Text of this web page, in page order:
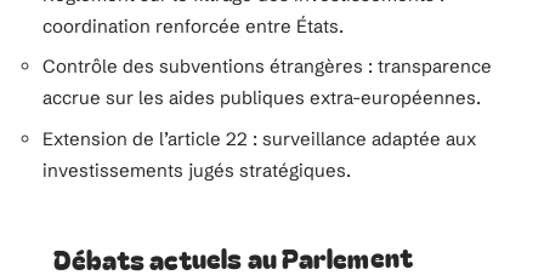
coordination renforcée entre États.
Contrôle des subventions étrangères : transparence
accrue sur les aides publiques extra-européennes.
Extension de l’article 22 : surveillance adaptée aux
investissements jugés stratégiques.
Débats actuels au Parlement